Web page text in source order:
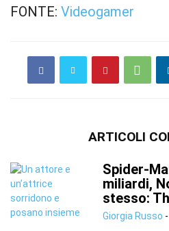
FONTE: Videogamer
ARTICOLI
Spider-
miliardi,
stesso:
Giorgia Russo -